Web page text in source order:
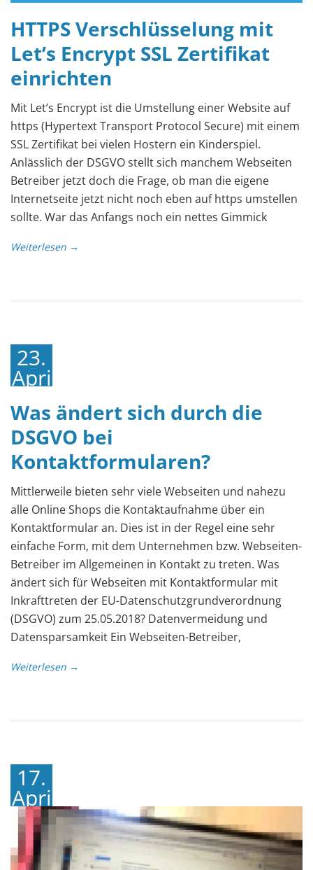
HTTPS Verschlüsselung mit
Let’s Encrypt SSL Zertifikat
einrichten
Mit Let’s Encrypt ist die Umstellung einer Website auf
https (Hypertext Transport Protocol Secure) mit einem
SSL Zertifikat bei vielen Hostern ein Kinderspiel.
Anlässlich der DSGVO stellt sich manchem Webseiten
Betreiber jetzt doch die Frage, ob man die eigene
Internetseite jetzt nicht noch eben auf https umstellen
sollte. War das Anfangs noch ein nettes Gimmick
Weiterlesen →
23.
April
2018
Was ändert sich durch die
DSGVO bei
Kontaktformularen?
Mittlerweile bieten sehr viele Webseiten und nahezu
alle Online Shops die Kontaktaufnahme über ein
Kontaktformular an. Dies ist in der Regel eine sehr
einfache Form, mit dem Unternehmen bzw. Webseiten-
Betreiber im Allgemeinen in Kontakt zu treten. Was
ändert sich für Webseiten mit Kontaktformular mit
Inkrafttreten der EU-Datenschutzgrundverordnung
(DSGVO) zum 25.05.2018? Datenvermeidung und
Datensparsamkeit Ein Webseiten-Betreiber,
Weiterlesen →
17.
April
2018